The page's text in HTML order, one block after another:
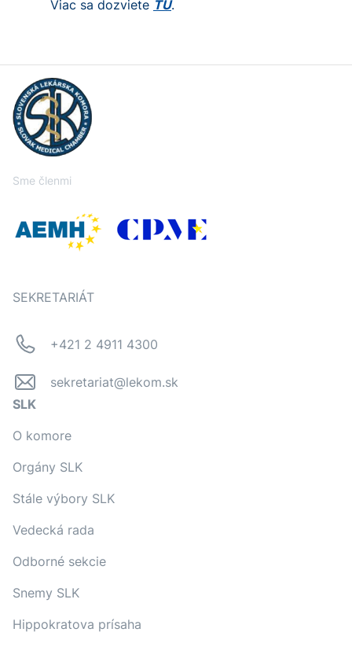
Viac sa dozviete TU.
Sme členmi
SEKRETARIÁT
+421 2 4911 4300
sekretariat@lekom.sk
SLK
O komore
Orgány SLK
Stále výbory SLK
Vedecká rada
Odborné sekcie
Snemy SLK
Hippokratova prísaha